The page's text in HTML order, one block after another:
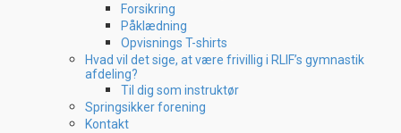
Forsikring
Påklædning
Opvisnings T-shirts
Hvad vil det sige, at være frivillig i RLIF’s gymnastik
afdeling?
Til dig som instruktør
Springsikker forening
Kontakt